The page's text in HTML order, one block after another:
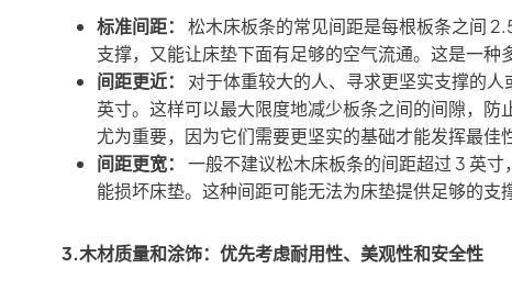
标准间距：
松木床板条的常见间距是每根板条之间
支撑，又能让床垫下面有足够的空气流通。这是一种
间距更近：
对于体重较大的人、寻求更坚实支撑的
英寸。这样可以最大限度地减少板条之间的间隙，
尤为重要，因为它们需要更坚实的基础才能发挥最佳
间距更宽：
一般不建议松木床板条的间距超过 3 英
能损坏床垫。这种间距可能无法为床垫提供足够的支
3.木材质量和涂饰：优先考虑耐用性、美观性和安全性